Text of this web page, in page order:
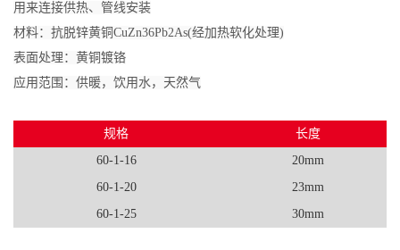
用来连接供热、管线安装
材料：抗脱锌黄铜CuZn36Pb2As(经加热软化处理)
表面处理：黄铜镀铬
应用范围：供暖，饮用水，天然气
规格
长度
60-1-16
20mm
60-1-20
23mm
60-1-25
30mm